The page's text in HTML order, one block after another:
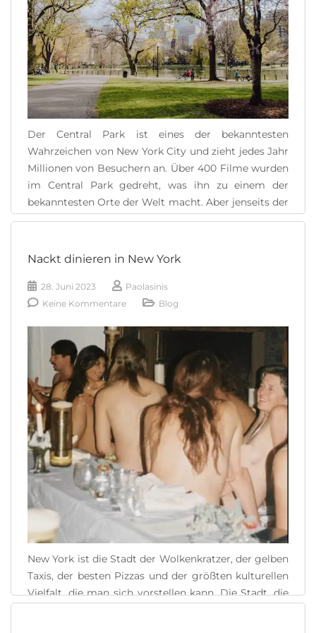
Der Central Park ist eines der bekanntesten
Wahrzeichen von New York City und zieht jedes Jahr
Millionen von Besuchern an. Über 400 Filme wurden
im Central Park gedreht, was ihn zu einem der
bekanntesten Orte der Welt macht. Aber jenseits der
ausgetretenen Pfade und beliebten Attraktionen
darauf, entdeckt zu [...]
READ MORE
Nackt dinieren in New York
28. Juni 2023
Paolasinis
Keine Kommentare
Blog
New York ist die Stadt der Wolkenkratzer, der gelben
Taxis, der besten Pizzas und der größten kulturellen
Vielfalt, die man sich vorstellen kann. Die Stadt, die